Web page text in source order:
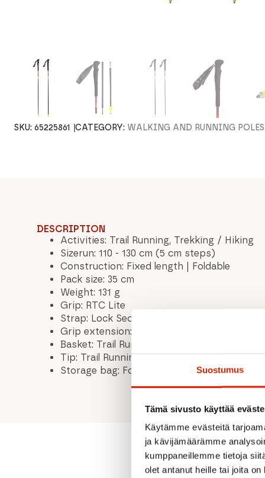
Suostumus
Tämä sivusto käyttää
Käytämme evästeitä
ja kävijämäärämme
kumppaneillemme tietoja
olet antanut heille tai joita
SKU: 65225861 CATEGORY: WALKING AND RUNNING POLES
DESCRIPTION
Activities: Trail Running, Trekking / Hiking
Sizerun: 110 - 130 cm (5 cm steps)
Construction: Fixed length | Foldable
Pack size: 35 cm
Weight: 131 g
Grip: RTC Lite
Strap: Lock Security Strap Skin 4.0
Grip extension: 1K Foam
Basket: Trail Running Basket
Tip: Trail Running Tip
Storage bag: Folding Pole Bag